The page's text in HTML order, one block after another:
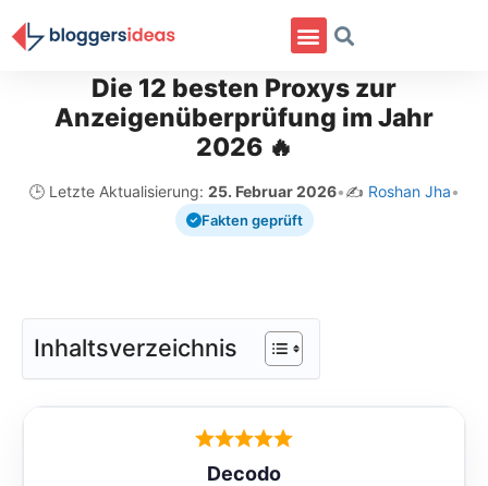
Die 12 besten Proxys zur
Anzeigenüberprüfung im Jahr
2026 🔥
🕒 Letzte Aktualisierung: 25. Februar 2026•✍️ Roshan Jha•
Fakten geprüft
Inhaltsverzeichnis
Decodo